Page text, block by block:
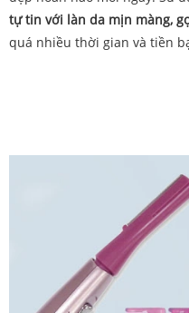
tự tin với làn da mịn màng,
quá nhiều thời gian và tiền